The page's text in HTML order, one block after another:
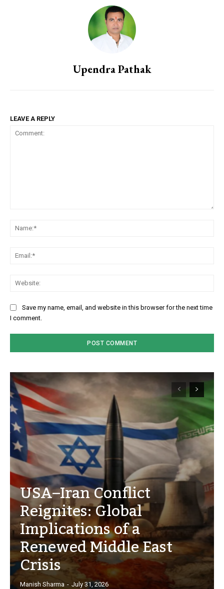
Upendra Pathak
LEAVE A REPLY
Save my name, email, and website in this browser for the next time
I comment.
USA–Iran Conflict
Reignites: Global
Implications of a
Renewed Middle East
Crisis
Manish Sharma - July 31, 2026